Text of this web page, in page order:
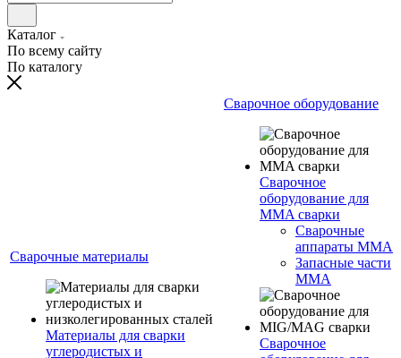
Каталог
По всему сайту
По каталогу
Сварочные материалы
Материалы для сварки
углеродистых и
Сварочное оборудование
Сварочное
оборудование для
MMA сварки
Сварочные
аппараты MMA
Запасные части
MMA
Сварочное